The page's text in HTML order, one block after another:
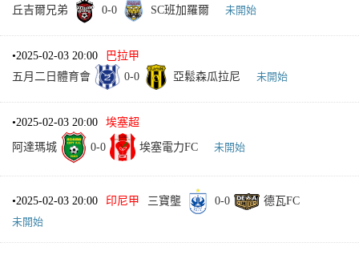
丘吉爾兄弟
0-0 SC班加羅爾 未開始
•2025-02-03 20:00
巴拉甲
五月二日體育會
0-0 亞鬆森瓜拉尼 未開始
•2025-02-03 20:00 埃塞超
阿達瑪城 0-0 埃塞電力FC 未開始
•2025-02-03 20:00 印尼甲 三寶壟 0-0
德瓦FC
未開始